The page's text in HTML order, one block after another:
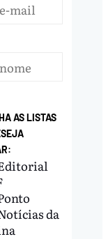
AS LISTAS
da